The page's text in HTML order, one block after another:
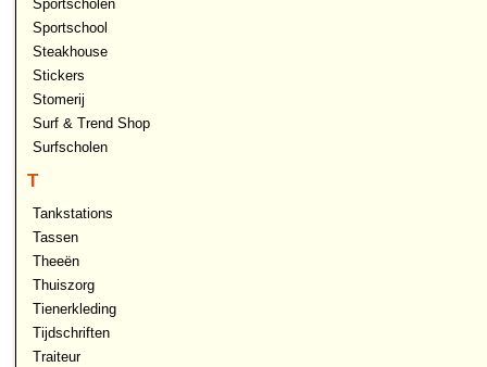
Sportscholen
Sportschool
Steakhouse
Stickers
Stomerij
Surf & Trend Shop
Surfscholen
T
Tankstations
Tassen
Theeën
Thuiszorg
Tienerkleding
Tijdschriften
Traiteur